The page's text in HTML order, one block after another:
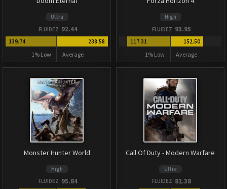
Ultra
FLUIDEZ 92.44
139.74
1% Low
238.58
Average
High
FLUIDEZ 93.95
117.31
1% Low
152.50
Average
Monster Hunter World
High
FLUIDEZ 95.84
Call Of Duty - Modern Warfare
Ultra
FLUIDEZ 82.38